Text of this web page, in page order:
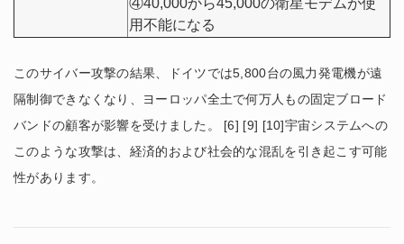
④40,000から45,000の衛星モデムが使
用不能になる
このサイバー攻撃の結果、ドイツでは5,800台の風力発電機が遠
隔制御できなくなり、ヨーロッパ全土で何万人もの固定ブロード
バンドの顧客が影響を受けました。 [6] [9] [10]宇宙システムへの
このような攻撃は、経済的および社会的な混乱を引き起こす可能
性があります。